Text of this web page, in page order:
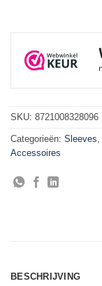
SKU: 8721008328096
Categorieën: Sleeves,
Accessoires
BESCHRIJVING